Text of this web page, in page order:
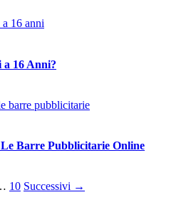
a 16 Anni?
Barre Pubblicitarie Online
10 Successivi →